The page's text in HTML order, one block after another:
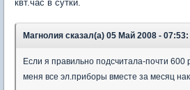
квт.час в сутки.
Магнолия сказал(а) 05 Май 2008 - 07:53:
Если я правильно подсчитала-почти 600
меня все эл.приборы вместе за месяц